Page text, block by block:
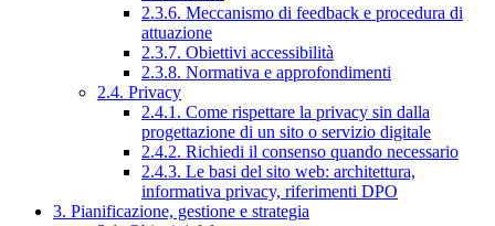
2.3.6. Meccanismo di feedback e procedura di
attuazione
2.3.7. Obiettivi accessibilità
2.3.8. Normativa e approfondimenti
2.4. Privacy
2.4.1. Come rispettare la privacy sin dalla
progettazione di un sito o servizio digitale
2.4.2. Richiedi il consenso quando necessario
2.4.3. Le basi del sito web: architettura,
informativa privacy, riferimenti DPO
3. Pianificazione, gestione e strategia